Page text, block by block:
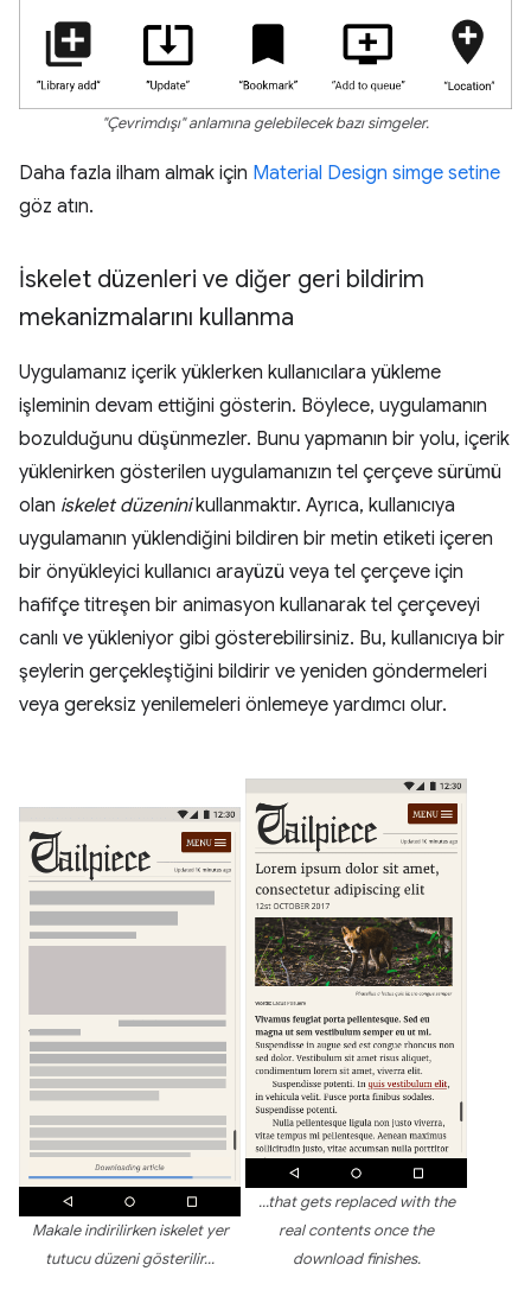
"Çevrimdışı" anlamına gelebilecek bazı simgeler.
Daha fazla ilham almak için Material Design simge setine
göz atın.
İskelet düzenleri ve diğer geri bildirim
mekanizmalarını kullanma
Uygulamanız içerik yüklerken kullanıcılara yükleme
işleminin devam ettiğini gösterin. Böylece, uygulamanın
bozulduğunu düşünmezler. Bunu yapmanın bir yolu, içerik
yüklenirken gösterilen uygulamanızın tel çerçeve sürümü
olan iskelet düzeninikullanmaktır. Ayrıca, kullanıcıya
uygulamanın yüklendiğini bildiren bir metin etiketi içeren
bir önyükleyici kullanıcı arayüzü veya tel çerçeve için
hafifçe titreşen bir animasyon kullanarak tel çerçeveyi
canlı ve yükleniyor gibi gösterebilirsiniz. Bu, kullanıcıya bir
şeylerin gerçekleştiğini bildirir ve yeniden göndermeleri
veya gereksiz yenilemeleri önlemeye yardımcı olur.
Makale indirilirken iskelet yer
tutucu düzeni gösterilir...
...that gets replaced with the
real contents once the
download finishes.